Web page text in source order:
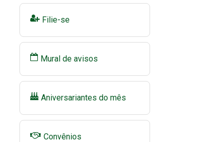
Filie-se
Mural de avisos
Aniversariantes do mês
Convênios